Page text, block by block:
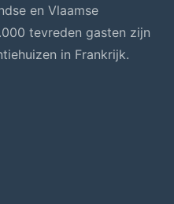
en Vlaamse
tevreden gasten zijn
in Frankrijk.